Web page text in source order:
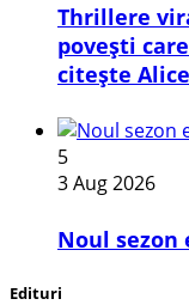
Thrillere
povești
citește
5
3 Aug 2026
​Noul
Edituri